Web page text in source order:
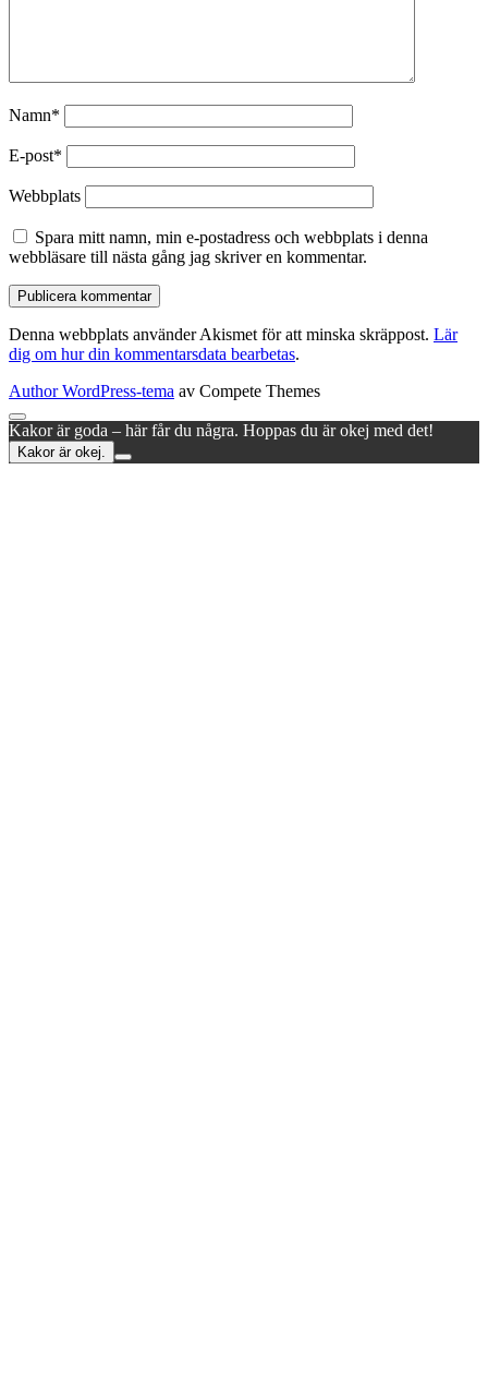
Namn*
E-post*
Webbplats
Spara mitt namn, min e-postadress och webbplats i denna
webbläsare till nästa gång jag skriver en kommentar.
Denna webbplats använder Akismet för att minska skräppost. Lär
dig om hur din kommentarsdata bearbetas.
Author WordPress-tema av Compete Themes
Rulla
till
toppen
Kakor är goda – här får du några. Hoppas du är okej med det!
Kakor är okej.